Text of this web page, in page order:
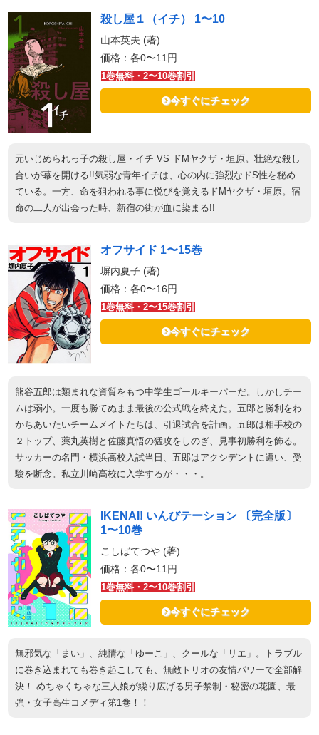
殺し屋１（イチ） 1〜10
山本英夫 (著)
価格：各0〜11円
1巻無料・2〜10巻割引
今すぐにチェック
元いじめられっ子の殺し屋・イチ VS ドMヤクザ・垣原。壮絶な殺し
合いが幕を開ける!!気弱な青年イチは、心の内に強烈なドS性を秘め
ている。一方、命を狙われる事に悦びを覚えるドMヤクザ・垣原。宿
命の二人が出会った時、新宿の街が血に染まる!!
オフサイド 1〜15巻
塀内夏子 (著)
価格：各0〜16円
1巻無料・2〜15巻割引
今すぐにチェック
熊谷五郎は類まれな資質をもつ中学生ゴールキーパーだ。しかしチー
ムは弱小。一度も勝てぬまま最後の公式戦を終えた。五郎と勝利をわ
かちあいたいチームメイトたちは、引退試合を計画。五郎は相手校の
２トップ、薬丸英樹と佐藤真悟の猛攻をしのぎ、見事初勝利を飾る。
サッカーの名門・横浜高校入試当日、五郎はアクシデントに遭い、受
験を断念。私立川崎高校に入学するが・・・。
IKENAI! いんびテーション 〔完全版〕
1〜10巻
こしばてつや (著)
価格：各0〜11円
1巻無料・2〜10巻割引
今すぐにチェック
無邪気な「まい」、純情な「ゆーこ」、クールな「リエ」。トラブル
に巻き込まれても巻き起こしても、無敵トリオの友情パワーで全部解
決！ めちゃくちゃな三人娘が繰り広げる男子禁制・秘密の花園、最
強・女子高生コメディ第1巻！！